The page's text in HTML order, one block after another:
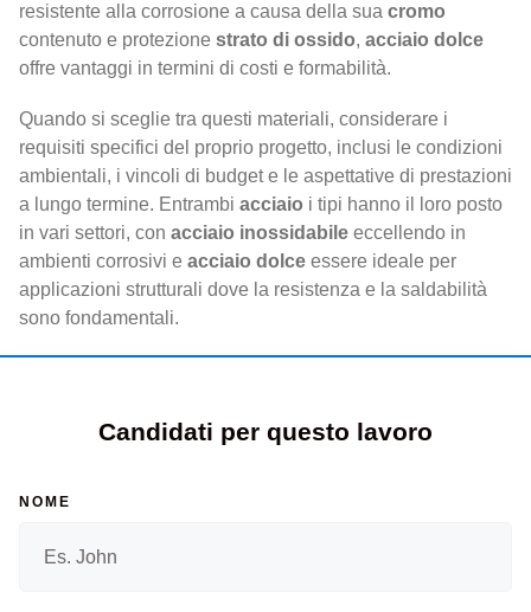
resistente alla corrosione a causa della sua cromo
contenuto e protezione strato di ossido, acciaio dolce
offre vantaggi in termini di costi e formabilità.
Quando si sceglie tra questi materiali, considerare i
requisiti specifici del proprio progetto, inclusi le condizioni
ambientali, i vincoli di budget e le aspettative di prestazioni
a lungo termine. Entrambi acciaio i tipi hanno il loro posto
in vari settori, con acciaio inossidabile eccellendo in
ambienti corrosivi e acciaio dolce essere ideale per
applicazioni strutturali dove la resistenza e la saldabilità
sono fondamentali.
Candidati per questo lavoro
NOME